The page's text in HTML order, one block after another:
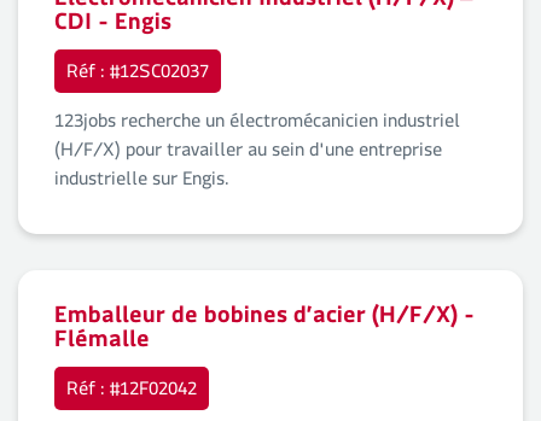
CDI - Engis
Réf : #12SC02037
123jobs recherche un électromécanicien industriel
(H/F/X) pour travailler au sein d'une entreprise
industrielle sur Engis.
Emballeur de bobines d’acier (H/F/X) -
Flémalle
Réf : #12F02042